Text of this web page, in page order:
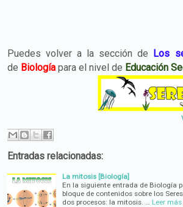
Puedes volver a la sección de Los
de Biología para el nivel de Educación
Entradas relacionadas:
La mitosis [Biología]
En la siguiente entrada de Biología
bloque de contenidos sobre los
dos procesos: la mitosis. …
Leer más